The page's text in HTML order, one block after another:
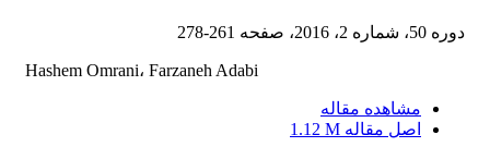
دوره 50، شماره 2، 2016، صفحه 261-278
Hashem Omrani، Farzaneh Adabi
مشاهده مقاله
اصل مقاله 1.12 M